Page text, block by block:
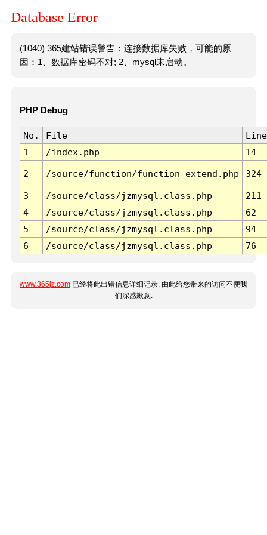
Database Error
(1040) 365建站错误警告：连接数据库失败，可能的原
因：1、数据库密码不对; 2、mysql未启动。
PHP Debug
No. File
Line
1
/index.php 14
2 /source/function/function_extend.php 324
3 /source/class/jzmysql.class.php
211
4
/source/class/jzmysql.class.php
62
5
/source/class/jzmysql.class.php
94
6
/source/class/jzmysql.class.php 76
www.365jz.com 已经将此出错信息详细记录, 由此给您带来的访问不便我
们深感歉意.